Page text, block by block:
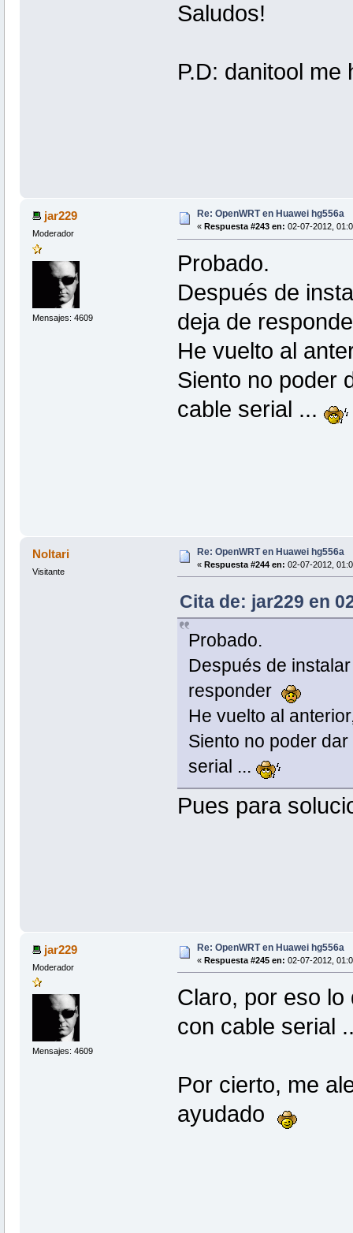
Saludos!
P.D: danitool
jar229
Moderador
Mensajes: 4609
Re: OpenWRT en Huawei hg556a
« Respuesta #243 en: 02-07-2012,
Probado.
Después de
deja de
He vuelto al
Siento no poder
cable serial ...
Noltari
Visitante
Re: OpenWRT en Huawei hg556a
« Respuesta #244 en: 02-07-2012,
Cita de: jar229 en
Probado.
Después de
responder
He vuelto al
Siento no poder
serial ...
Pues para
jar229
Moderador
Mensajes: 4609
Re: OpenWRT en Huawei hg556a
« Respuesta #245 en: 02-07-2012,
Claro, por eso
con cable serial
Por cierto, me
ayudado